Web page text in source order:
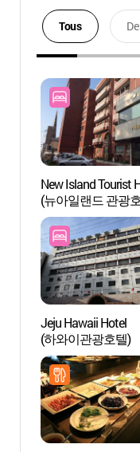
Tous
New Island Tourist
(뉴아일랜드 관광
Jeju Hawaii Hotel
(하와이관광호텔)